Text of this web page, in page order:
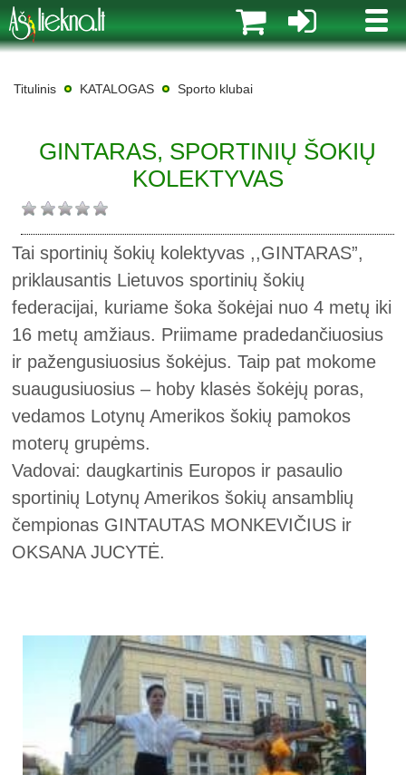
MENIU
Titulinis KATALOGAS Sporto klubai
GINTARAS, SPORTINIŲ ŠOKIŲ
KOLEKTYVAS
Tai sportinių šokių kolektyvas ,,GINTARAS”,
priklausantis Lietuvos sportinių šokių
federacijai, kuriame šoka šokėjai nuo 4 metų iki
16 metų amžiaus. Priimame pradedančiuosius
ir pažengusiuosius šokėjus. Taip pat mokome
suaugusiuosius – hoby klasės šokėjų poras,
vedamos Lotynų Amerikos šokių pamokos
moterų grupėms.
Vadovai: daugkartinis Europos ir pasaulio
sportinių Lotynų Amerikos šokių ansamblių
čempionas GINTAUTAS MONKEVIČIUS ir
OKSANA JUCYTĖ.